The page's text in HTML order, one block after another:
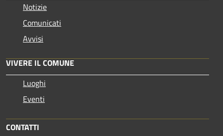
Notizie
Comunicati
Avvisi
VIVERE IL COMUNE
Luoghi
Eventi
CONTATTI